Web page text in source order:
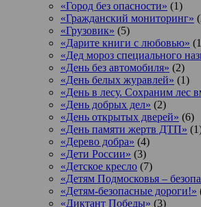
«Город без опасности» (1)
«Гражданский мониторинг»
«Грузовик» (5)
«Дарите книги с любовью»
«Дед мороз специального
«День без автомобиля» (2)
«День белых журавлей» (1)
«День в лесу. Сохраним лес
«День добрых дел» (2)
«День открытых дверей» (6)
«День памяти жертв ДТП»
«Дерево добра» (4)
«Дети России» (3)
«Детское кресло (7)
«Детям Подмосковья –
«Детям-безопасные дороги!»
«Диктант Победы» (3)